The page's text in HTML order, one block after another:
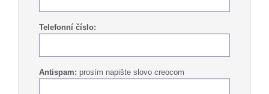
Telefonní číslo:
Antispam: prosím napište slovo creocom